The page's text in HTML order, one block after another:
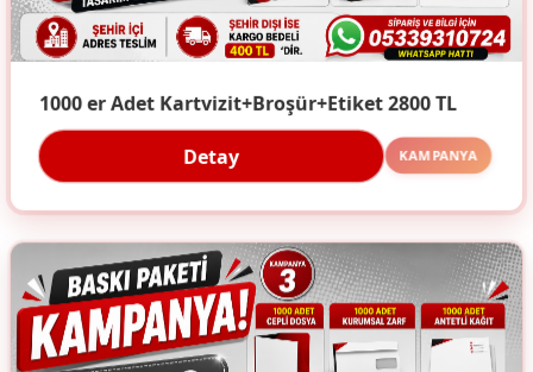
1000 er Adet Kartvizit+Broşür+Etiket 2800 TL
Detay KAMPANYA